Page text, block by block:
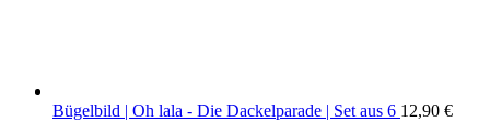
Bügelbild | Oh lala - Die Dackelparade | Set aus 6 12,90 €